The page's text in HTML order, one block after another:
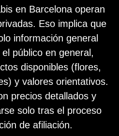
en Barcelona operan
Eso implica que
información general
público en general,
disponibles (flores,
y valores orientativos.
precios detallados y
solo tras el proceso
de afiliación.